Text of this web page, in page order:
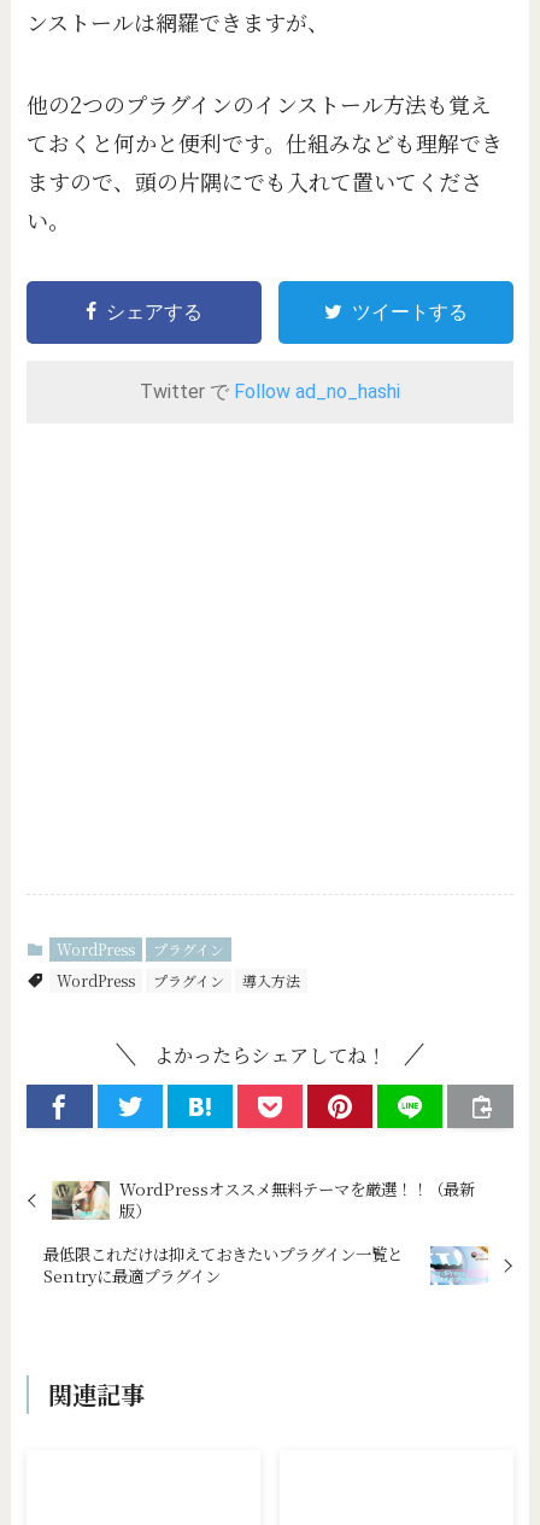
ンストールは網羅できますが、
他の2つのプラグインのインストール方法も覚え
ておくと何かと便利です。仕組みなども理解でき
ますので、頭の片隅にでも入れて置いてくださ
い。
シェアする ツイートする
Twitter で Follow ad_no_hashi
WordPress
プラグイン
WordPress
プラグイン 導入方法
よかったらシェアしてね！
WordPressオススメ無料テーマを厳選！！（最新
版）
最低限これだけは抑えておきたいプラグイン一覧と
Sentryに最適プラグイン
関連記事